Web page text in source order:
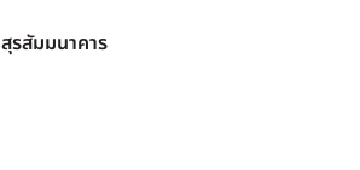
สุรสัมมนาคาร